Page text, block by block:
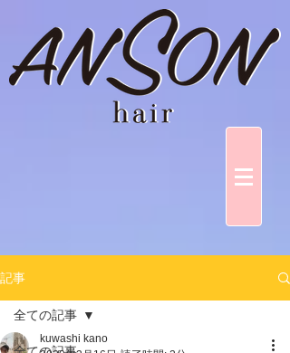
記事
全ての記事
kuwashi kano